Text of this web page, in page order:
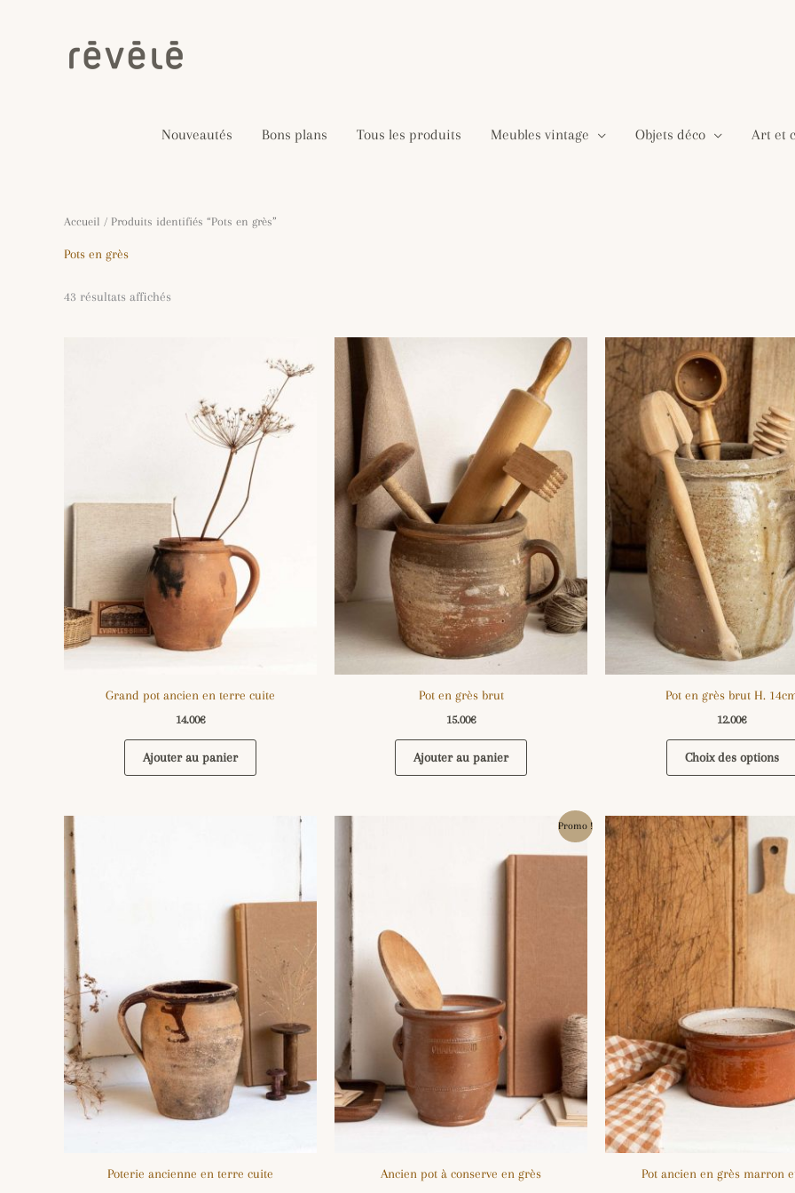
Nouveautés Bons plans Tous les produits Meubles vintage Objets déco Art et
Accueil / Produits identifiés “Pots en grès”
Pots en grès
43 résultats affichés
Trié
Grand pot ancien en terre cuite
14.00€
Ajouter au panier
Pot en grès brut
15.00€
Ajouter au panier
Pot en grès brut H.
12.00€
Choix des options
Poterie ancienne en terre cuite
Promo !
Ancien pot à conserve en grès
actuel
est :
Pot ancien en grès marron